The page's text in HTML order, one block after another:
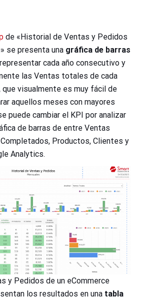
de «Historial de Ventas y Pedidos
se presenta una gráfica de barras
cada año consecutivo y
las Ventas totales de cada
que visualmente es muy fácil de
aquellos meses con mayores
puede cambiar el KPI por analizar
de barras de entre Ventas
Productos, Clientes y
Analytics.
y Pedidos de un eCommerce
los resultados en una tabla